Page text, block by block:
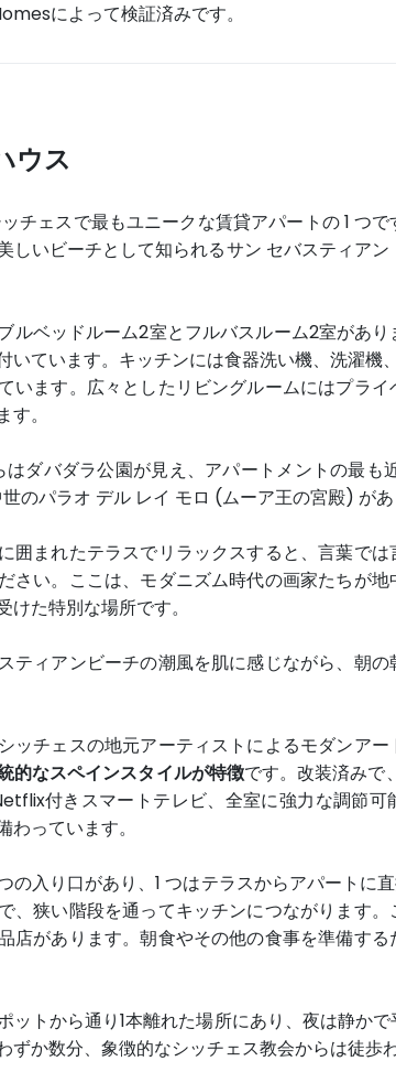
によって検証済みです。
ウス
チェスで最もユニークな賃貸アパートの 1 つ
しいビーチとして知られるサン セバスティアン
ルベッドルーム2室とフルバスルーム2室があ
いています。キッチンには食器洗い機、洗濯機
います。広々としたリビングルームにはプラ
。
ダバダラ公園が見え、アパートメントの最も
のパラオ デル レイ モロ (ムーア王の宮殿) があ
囲まれたテラスでリラックスすると、言葉で
さい。ここは、モダニズム時代の画家たちが
た特別な場所です。
ティアンビーチの潮風を肌に感じながら、朝
シッチェスの地元アーティストによるモダンア
的なスペインスタイルが特徴です。改装済みで
付きスマートテレビ、全室に強力な調節可
っています。
の入り口があり、1 つはテラスからアパートに
、狭い階段を通ってキッチンにつながります
店があります。朝食やその他の食事を準備す
ットから通り1本離れた場所にあり、夜は静か
ずか数分、象徴的なシッチェス教会からは徒歩わ